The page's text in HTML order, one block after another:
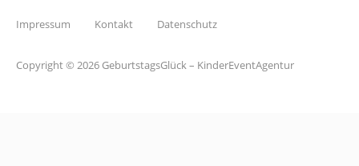
Copyright © 2026 GeburtstagsGlück – KinderEventAgentur
Impressum Kontakt Datenschutz